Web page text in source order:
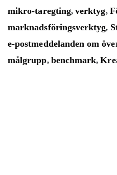
mikro-taregting,verktyg,
marknadsföringsverktyg,
e-postmeddelanden om
målgrupp, benchmark,